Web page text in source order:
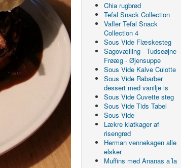
Chia rugbrød
Tefal Snack Collection
Vafler Tefal Snack
Collection 4
Sous Vide Flæskesteg
Sagovælling - Tudseøjne -
Frøæg - Øjensuppe
Sous Vide Kalve Culotte
Sous Vide Rabarber
dessert med vanilje is
Sous Vide Cuvette steg
Sous Vide Tids Tabel
Sous Vide
Lækre klatkager af
risengrød
Herman vennekagen alle
elsker
Muffins med Ananas a´la